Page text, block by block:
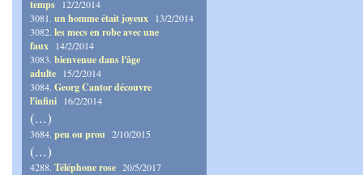
temps
12/2/2014
3081. un homme était joyeux 13/2/2014
3082. les mecs en robe avec une
faux 14/2/2014
3083. bienvenue dans l'âge
adulte 15/2/2014
3084. Georg Cantor découvre
l'infini 16/2/2014
(...)
3684. peu ou prou 2/10/2015
(...)
4288. Téléphone rose 20/5/2017